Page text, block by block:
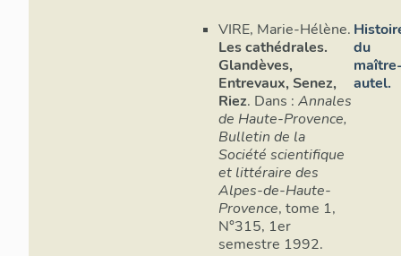
VIRE, Marie-Hélène.
Les cathédrales.
Glandèves,
Entrevaux, Senez,
Riez. Dans : Annales
de Haute-Provence,
Bulletin de la
Société scientifique
et littéraire des
Alpes-de-Haute-
Provence, tome 1,
N°315, 1er
semestre 1992.
du
autel.